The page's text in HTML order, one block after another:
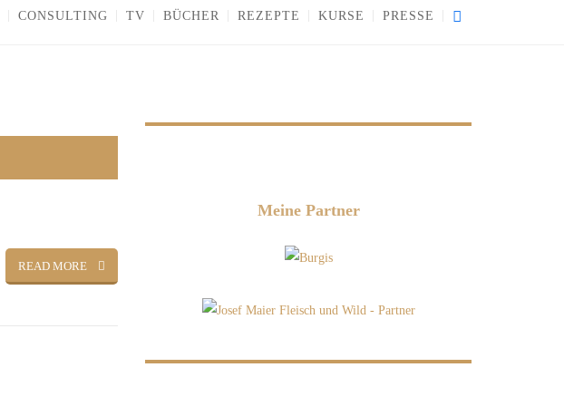
CONSULTING TV BÜCHER REZEPTE KURSE PRESSE
READ MORE
Meine Partner